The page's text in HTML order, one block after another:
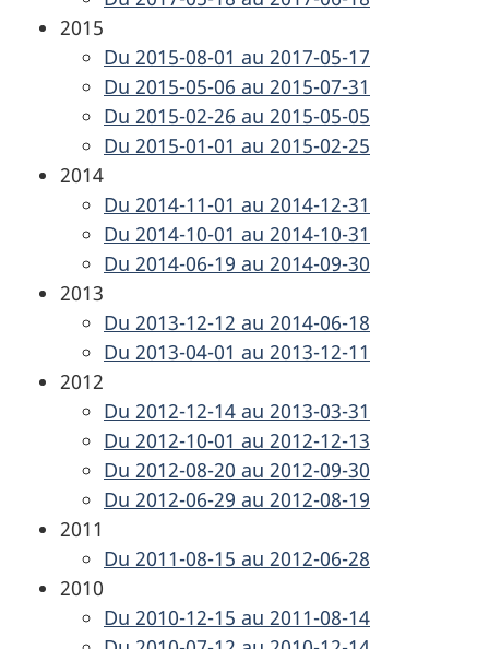
2015
Du 2015-08-01 au 2017-05-17
Du 2015-05-06 au 2015-07-31
Du 2015-02-26 au 2015-05-05
Du 2015-01-01 au 2015-02-25
2014
Du 2014-11-01 au 2014-12-31
Du 2014-10-01 au 2014-10-31
Du 2014-06-19 au 2014-09-30
2013
Du 2013-12-12 au 2014-06-18
Du 2013-04-01 au 2013-12-11
2012
Du 2012-12-14 au 2013-03-31
Du 2012-10-01 au 2012-12-13
Du 2012-08-20 au 2012-09-30
Du 2012-06-29 au 2012-08-19
2011
Du 2011-08-15 au 2012-06-28
2010
Du 2010-12-15 au 2011-08-14